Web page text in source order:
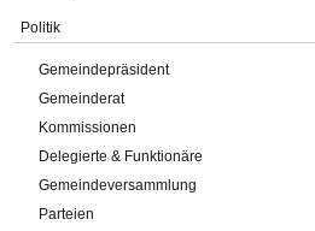
Politik
Gemeindepräsident
Gemeinderat
Kommissionen
Delegierte & Funktionäre
Gemeindeversammlung
Parteien